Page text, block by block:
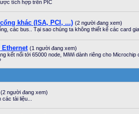
tích hợp trên PIC
khác (ISA, PCI, ...) (2 người đang xem)
các bus.. Tại sao chúng ta không thiết kế các card
Ethernet (1 người đang xem)
kết nối tới 65000 node, MiWi dành riêng cho
(2 người đang xem)
tài liệu...